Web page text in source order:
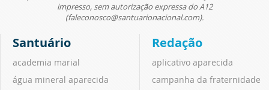
impresso, sem autorização expressa do A12
(faleconosco@santuarionacional.com).
Santuário
academia marial
água mineral aparecida
Redação
aplicativo aparecida
campanha da fraternidade